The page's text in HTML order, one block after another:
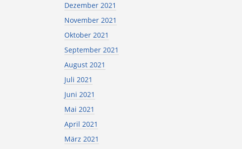
Dezember 2021
November 2021
Oktober 2021
September 2021
August 2021
Juli 2021
Juni 2021
Mai 2021
April 2021
März 2021